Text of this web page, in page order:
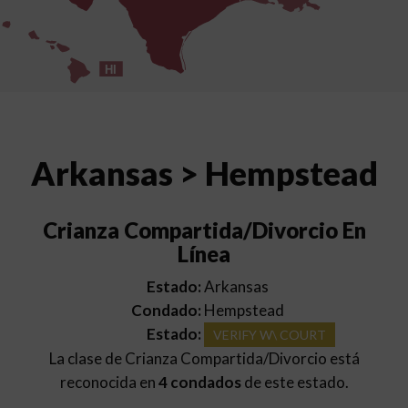
HI
Arkansas > Hempstead
Crianza Compartida/Divorcio En
Línea
Estado:Arkansas
Condado: Hempstead
Estado:
VERIFY W\ COURT
La clase de Crianza Compartida/Divorcio está
reconocida en4 condadosde este estado.